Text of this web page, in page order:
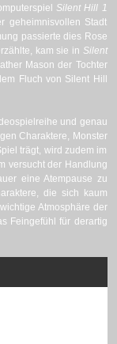
Silent Hill 1
geheimnisvollen Stadt
passierte dies Rose
kam sie in Silent
Mason der Tochter
Fluch von Silent Hill
und genau
Charaktere, Monster
trägt, wird zudem im
versucht der Handlung
eine Atempause zu
die sich kaum
Atmosphäre der
Feingefühl für derartig